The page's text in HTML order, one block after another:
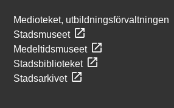
Medioteket, utbildningsförvaltningen
Stadsmuseet
Medeltidsmuseet
Stadsbiblioteket
Stadsarkivet